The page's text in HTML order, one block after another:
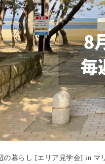
の暮らし [エリア見学会] in マ